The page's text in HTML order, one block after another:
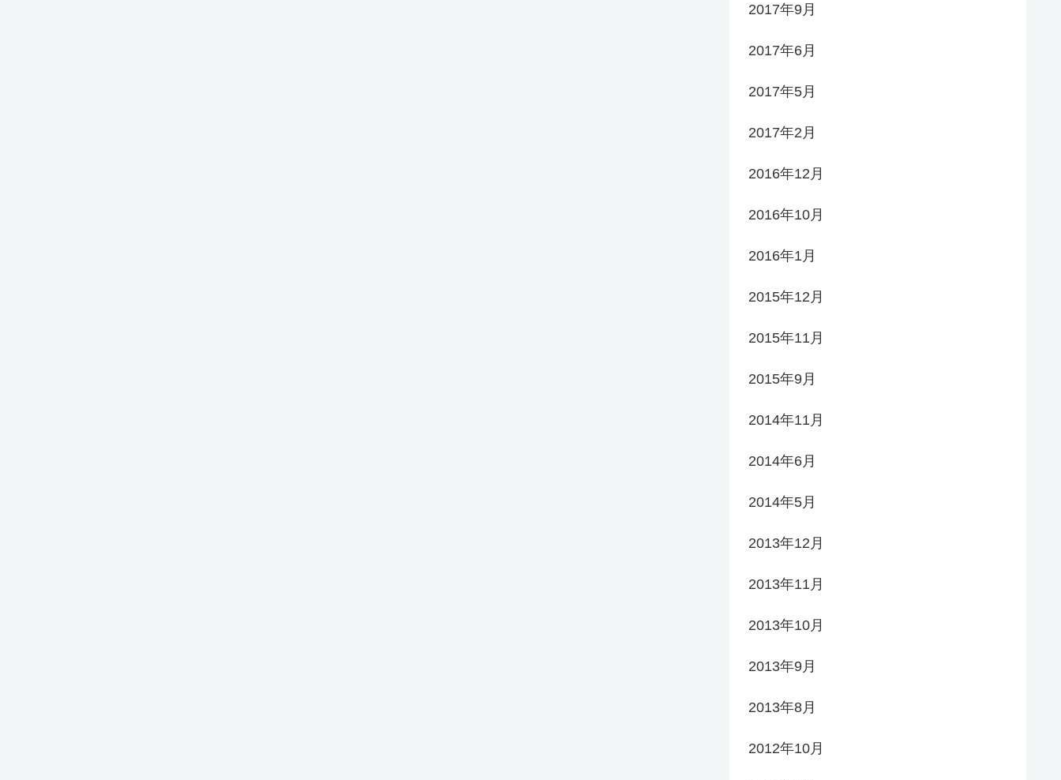
2017年9月
2017年6月
2017年5月
2017年2月
2016年12月
2016年10月
2016年1月
2015年12月
2015年11月
2015年9月
2014年11月
2014年6月
2014年5月
2013年12月
2013年11月
2013年10月
2013年9月
2013年8月
2012年10月